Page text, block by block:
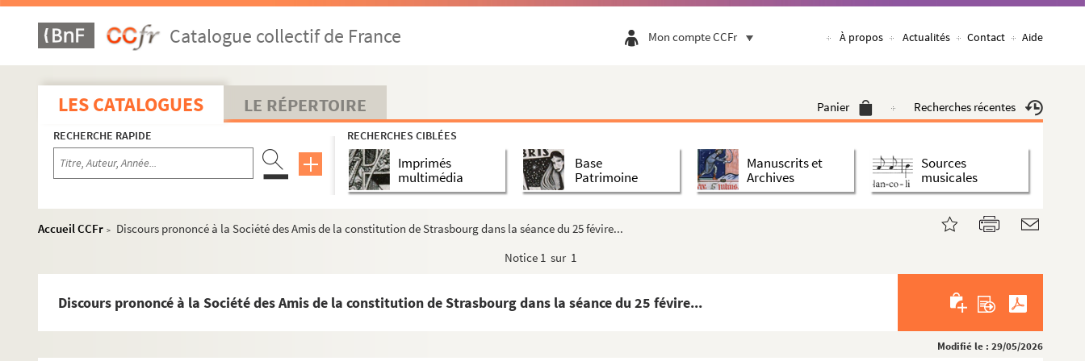
Catalogue collectif de France Mon compte CCFr À propos Actualités Contact Aide
LES CATALOGUES LE RÉPERTOIRE Panier Recherches récentes
RECHERCHE RAPIDE RECHERCHES CIBLÉES
Imprimés
multimédia
Base
Patrimoine
Manuscrits et
Archives
Sources
musicales
Accueil CCFr >
Discours prononcé à la Société des Amis de la constitution de Strasbourg dans la séance du 25 févire...
Notice 1 sur 1
Discours prononcé à la Société des Amis de la constitution de Strasbourg dans la séance du 25 févire...
Modifié le : 29/05/2026
MS 1217. Révolution en Alsace 1790 (3)
MS 1218. Révolution en Alsace 1790 (4)
MS 1219. Révolution en Alsalce 1791 (1)
Diverses notes manuscrites et retranscription imprimée d'archives relatives à la Révolution
Proclamation. Les officiers municpaux de la ville de Strasbourg à leurs concitoyens
Diverses notes manuscrites relatives à la Révolution
Instruction patriotique et canonique en réponse à l'instruction pastorale de M. L'évêque de Strasbou...
Diverses archives relatives à la Révolution en Alsace